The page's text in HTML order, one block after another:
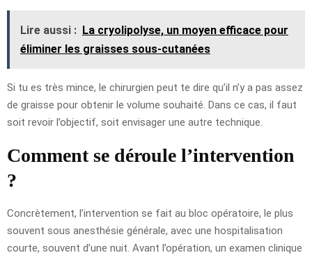
Lire aussi : La cryolipolyse, un moyen efficace pour
éliminer les graisses sous-cutanées
Si tu es très mince, le chirurgien peut te dire qu’il n’y a pas assez
de graisse pour obtenir le volume souhaité. Dans ce cas, il faut
soit revoir l’objectif, soit envisager une autre technique.
Comment se déroule l’intervention
?
Concrètement, l’intervention se fait au bloc opératoire, le plus
souvent sous anesthésie générale, avec une hospitalisation
courte, souvent d’une nuit. Avant l’opération, un examen clinique